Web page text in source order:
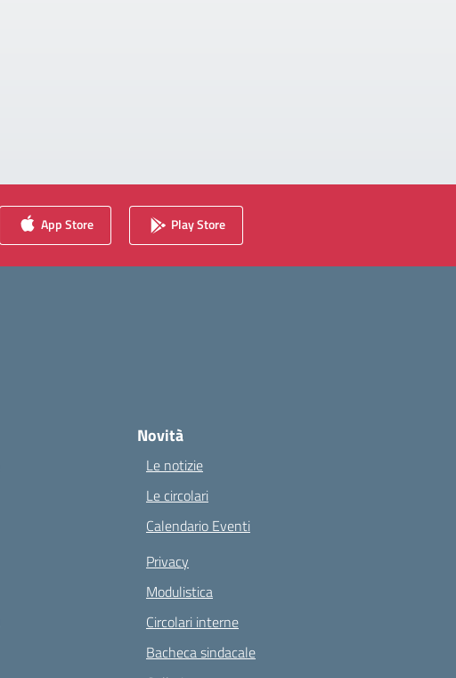
App Store Play Store
Novità
Le notizie
Le circolari
Calendario Eventi
Privacy
Modulistica
Circolari interne
Bacheca sindacale